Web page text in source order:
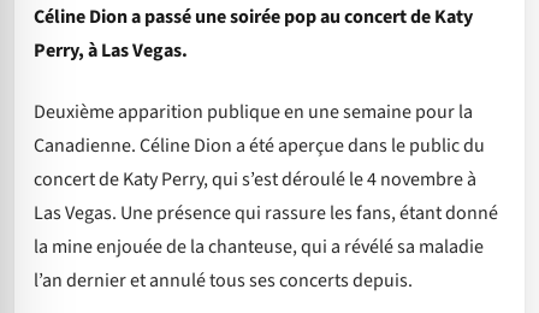
Céline Dion a passé une soirée pop au concert de Katy
Perry, à Las Vegas.
Deuxième apparition publique en une semaine pour la
Canadienne. Céline Dion a été aperçue dans le public du
concert de Katy Perry, qui s’est déroulé le 4 novembre à
Las Vegas. Une présence qui rassure les fans, étant donné
la mine enjouée de la chanteuse, qui a révélé sa maladie
l’an dernier et annulé tous ses concerts depuis.